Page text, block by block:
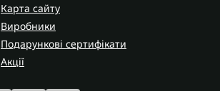
Карта сайту
Виробники
Подарункові сертифікати
Акції